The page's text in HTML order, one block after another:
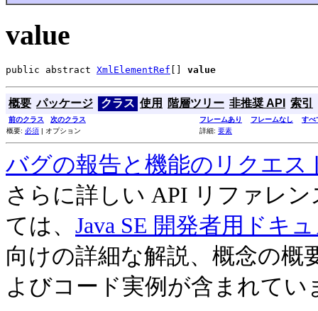
value
public abstract XmlElementRef value
概要 パッケージ クラス 使用 階層ツリー 非推奨 API 索引
前のクラス 次のクラス フレームあり フレームなし
すべ
概要: 必須 | オプション 詳細: 要素
バグの報告と機能のリクエス
さらに詳しい API リファレ
ては、 Java SE 開発者用ドキ
向けの詳細な解説、概念の概
よびコード実例が含まれてい